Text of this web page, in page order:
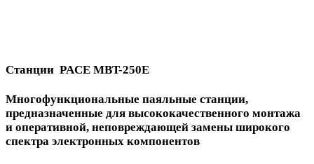
Станции PACE MBT-250E
Многофункциональные паяльные станции,
предназначенные для высококачественного монтажа
и оперативной, неповреждающей замены широкого
спектра электронных компонентов